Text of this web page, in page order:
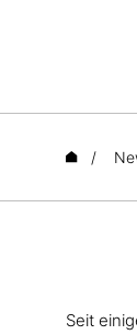
/
Seit